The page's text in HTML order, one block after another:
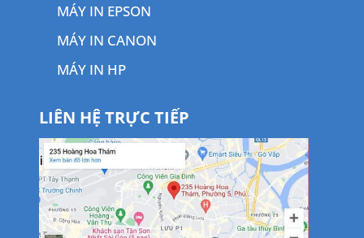
MÁY IN EPSON
MÁY IN CANON
MÁY IN HP
LIÊN HỆ TRỰC TIẾP